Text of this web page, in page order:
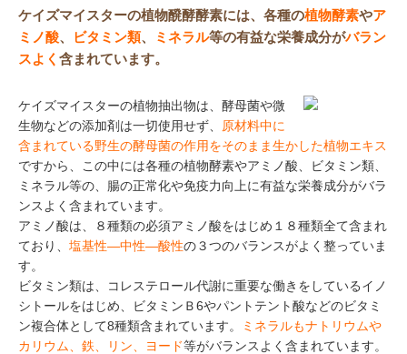
ケイズマイスターの植物醗酵酵素には、各種の植物酵素やア
ミノ酸、 ビタミン類、 ミネラル等の有益な栄養成分がバラン
スよく 含まれています。
ケイズマイスターの植物抽出物は、酵母菌や微
生物などの添加剤は一切使用せず、
原材料中に
含まれている野生の酵母菌の作用をそのまま生かした植物エキス
ですから、この中には各種の植物酵素やアミノ酸、ビタミン類、
ミネラル等の、腸の正常化や免疫力向上に有益な栄養成分がバラ
ンスよく含まれています。
アミノ酸は、８種類の必須アミノ酸をはじめ１８種類全て含まれ
ており、 塩基性―中性―酸性の３つのバランスがよく整っていま
す。
ビタミン類は、コレステロール代謝に重要な働きをしているイノ
シトールをはじめ、ビタミンＢ6やパントテント酸などのビタミ
ン複合体として8種類含まれています。
ミネラルもナトリウムや
カリウム、鉄、リン、ヨード等がバランスよく含まれています。